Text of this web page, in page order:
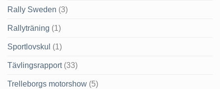
Rally Sweden (3)
Rallyträning (1)
Sportlovskul (1)
Tävlingsrapport(33)
Trelleborgs motorshow (5)